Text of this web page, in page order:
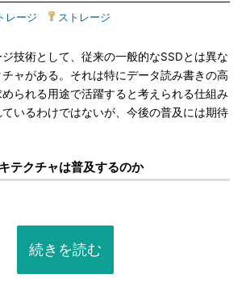
レージ ストレージ
技術として、従来の一般的なSSDとは異な
ャがある。それは特にデータ読み書きの高
られる用途で活躍すると考えられる仕組み
いるわけではないが、今後の普及には期待
テクチャは普及するのか
続きを読む